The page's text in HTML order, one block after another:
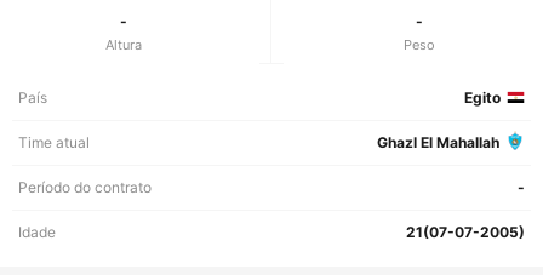
-
Altura
-
Peso
País Egito
Time atual Ghazl El Mahallah
Período do contrato -
Idade 21(07-07-2005)